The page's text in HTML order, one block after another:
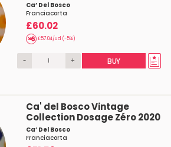
Ca’ Del Bosco
Franciacorta
£60.02
£57.04/ud (-5%)
- + BUY
Ca' del Bosco Vintage
Collection Dosage Zéro 2020
Ca’ Del Bosco
Franciacorta